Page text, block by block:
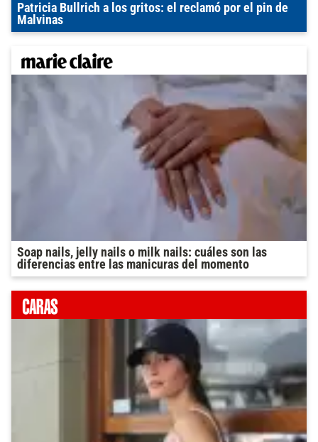
Patricia Bullrich a los gritos: el reclamó por el pin de
Malvinas
Soap nails, jelly nails o milk nails: cuáles son las
diferencias entre las manicuras del momento